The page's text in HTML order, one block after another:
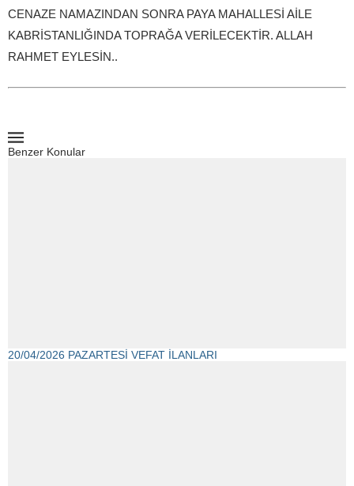
CENAZE NAMAZINDAN SONRA PAYA MAHALLESİ AİLE
KABRİSTANLIĞINDA TOPRAĞA VERİLECEKTİR. ALLAH
RAHMET EYLESİN..
Benzer Konular
20/04/2026 PAZARTESİ VEFAT İLANLARI